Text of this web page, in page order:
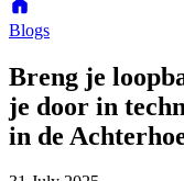
Blogs
Breng je
je door in
in de